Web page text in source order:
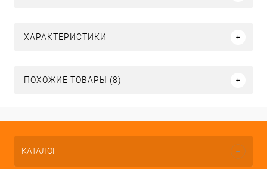
ХАРАКТЕРИСТИКИ
ПОХОЖИЕ ТОВАРЫ (8)
КАТАЛОГ